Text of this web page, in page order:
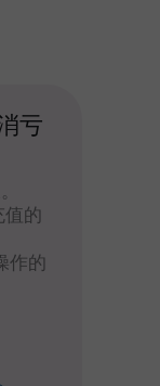
亏
值的
作的